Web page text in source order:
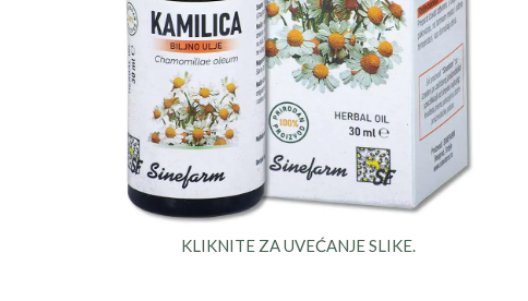
KLIKNITE ZA UVEĆANJE SLIKE.